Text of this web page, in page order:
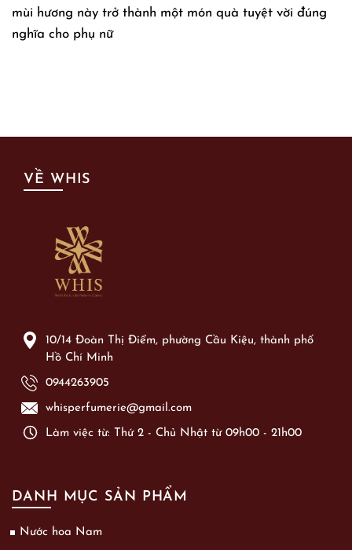
mùi hương này trở thành một món quà tuyệt vời đúng
nghĩa cho phụ nữ
VỀ WHIS
10/14 Đoàn Thị Điểm, phường Cầu Kiệu, thành phố
Hồ Chí Minh
0944263905
whisperfumerie@gmail.com
Làm việc từ: Thứ 2 - Chủ Nhật từ 09h00 - 21h00
DANH MỤC SẢN PHẨM
Nước hoa Nam